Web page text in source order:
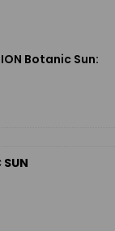
Botanic Sun: